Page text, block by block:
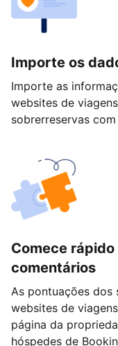
Importe os
Importe as
websites de
sobrerreservas
Comece
comentários
As pontuações dos
websites de
página da
hóspedes de